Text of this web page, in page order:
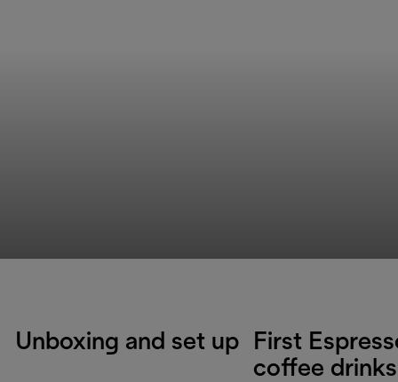
Unboxing and set up
First
coffee drinks